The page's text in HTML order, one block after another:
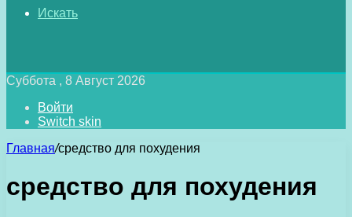
Искать
Суббота , 8 Август 2026
Войти
Switch skin
Главная/средство для похудения
средство для похудения